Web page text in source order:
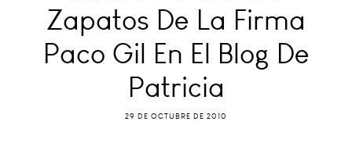
Zapatos De La Firma
Paco Gil En El Blog De
Patricia
29 DE OCTUBRE DE 2010